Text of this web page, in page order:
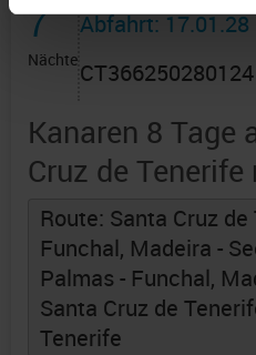
7
Nächte
Abfahrt: 17.01.28
CT366250280124
Kanaren 8 Tage
Cruz de
Route: Santa Cruz
Funchal, Madeira -
Palmas - Funchal,
Santa Cruz de
Tenerife